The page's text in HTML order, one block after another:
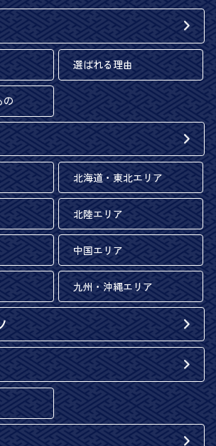
選ばれる理由
の
北海道・東北エリア
北陸エリア
中国エリア
九州・沖縄エリア